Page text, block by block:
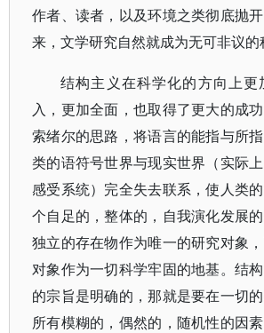
作者、读者，以及环境之类彻底抛
来，文学研究自然就成为无可非议的
结构主义在科学化的方向上更
入，更加全面，也取得了更大的成
索绪尔的思路，将语言的能指与所
类的语符号世界与现实世界（实际
感受系统）完全失去联系，使人类
个自足的，整体的，自我演化发展
独立的存在物作为唯一的研究对象
对象作为一切科学牢固的地基。结
的宗旨是明确的，那就是要在一切
所有模糊的，偶然的，随机性的因